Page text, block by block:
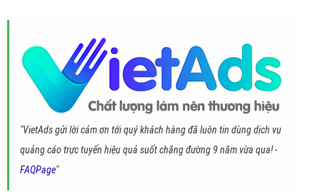
"VietAds gửi lời cảm ơn tới quý khách hàng đã luôn tin dùng dịch vụ
quảng cáo trực tuyến hiệu quả suốt chặng đường 9 năm vừa qua! -
FAQPage"